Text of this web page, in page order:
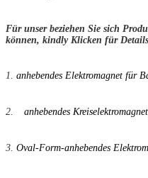
Für unser beziehen Sie sich
können, kindly Klicken für
1. anhebendes Elektromagnet für
2. anhebendes
3. Oval-Form-anhebendes